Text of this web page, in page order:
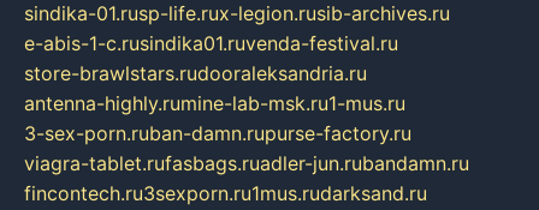
sindika-01.rusp-life.rux-legion.rusib-archives.ru
e-abis-1-c.rusindika01.ruvenda-festival.ru
store-brawlstars.rudooraleksandria.ru
antenna-highly.rumine-lab-msk.ru1-mus.ru
3-sex-porn.ruban-damn.rupurse-factory.ru
viagra-tablet.rufasbags.ruadler-jun.rubandamn.ru
fincontech.ru3sexporn.ru1mus.rudarksand.ru